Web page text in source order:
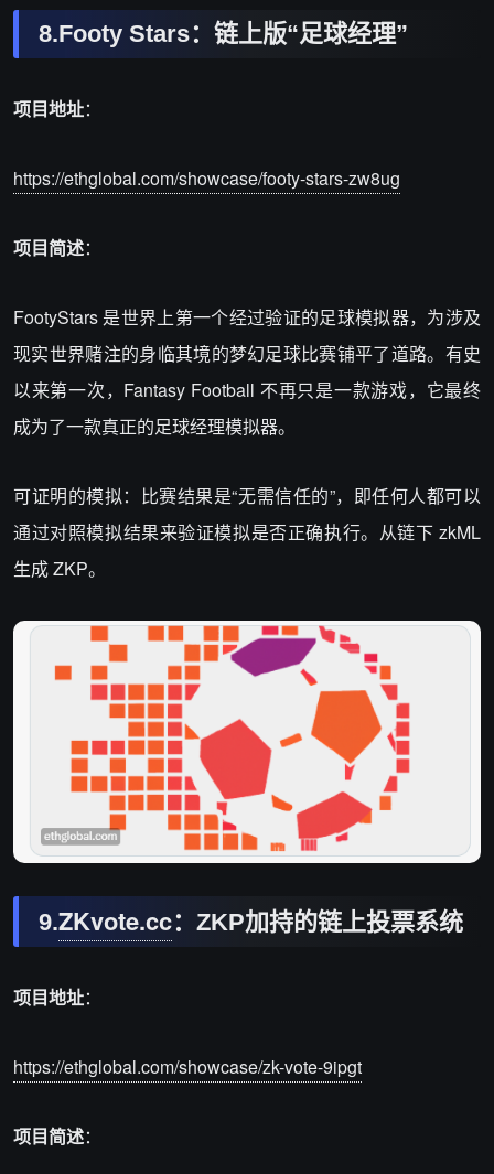
8.Footy Stars：链上版“足球经理”
项目地址：
https://ethglobal.com/showcase/footy-stars-zw8ug
项目简述：
FootyStars 是世界上第一个经过验证的足球模拟器，为涉及
现实世界赌注的身临其境的梦幻足球比赛铺平了道路。有史
以来第一次，Fantasy Football 不再只是一款游戏，它最终
成为了一款真正的足球经理模拟器。
可证明的模拟：比赛结果是“无需信任的”，即任何人都可以
通过对照模拟结果来验证模拟是否正确执行。从链下 zkML
生成 ZKP。
9.ZKvote.cc：ZKP加持的链上投票系统
项目地址：
https://ethglobal.com/showcase/zk-vote-9ipgt
项目简述：